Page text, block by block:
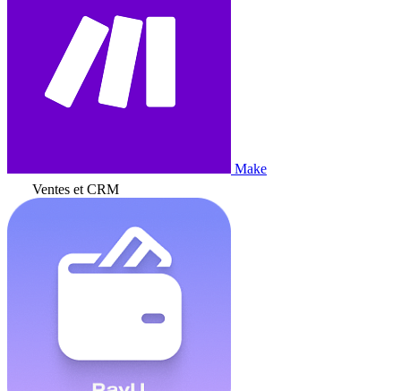
Make
Ventes et CRM